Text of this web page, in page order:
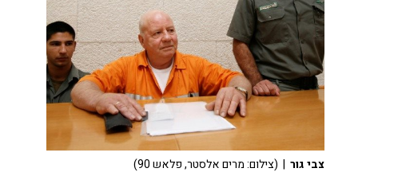
צבי גור | (צילום: מרים אלסטר, פלאש 90)